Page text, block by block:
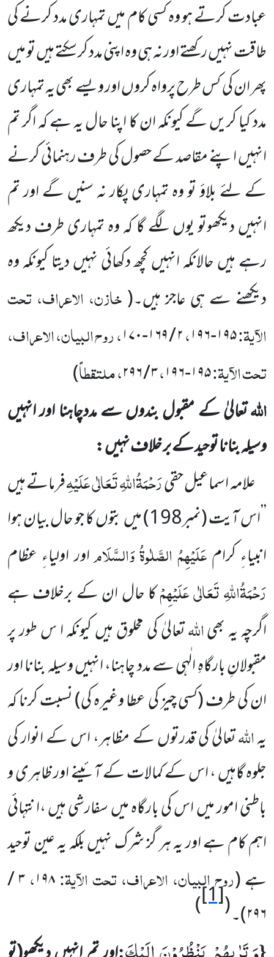
عبادت کرتے ہو وہ کسی کام میں تمہاری مدد کرنے کی
طاقت نہیں رکھتے اور نہ ہی وہ اپنی مدد کر سکتے ہیں تو میں
پھر ان کی کس طرح پرواہ کروں اور ویسے بھی یہ تمہاری
مدد کیا کریں گے کیونکہ ان کا اپنا حال یہ ہے کہ اگر تم
انہیں اپنے مقاصدکے حصول کی طرف رہنمائی کرنے
کے لئے بلاؤ تو وہ تمہاری پکار نہ سنیں گے اور تم
انہیں دیکھوتو یوں لگے گا کہ وہ تمہاری طرف دیکھ
رہے ہیں حالانکہ انہیں کچھ دکھائی نہیں دیتا کیونکہ وہ
دیکھنے سے ہی عاجز ہیں۔(خازن، الاعراف، تحت
الآیۃ:۱۹۵-۱۹۶،۲/۱۶۹-۱۷۰، روح البیان، الاعراف،
تحت الآیۃ:۱۹۵-۱۹۶،۳/۲۹۶، ملتقطاً)
اللہتعالیٰ کے مقبول بندوں سے مددچاہنا اور انہیں
وسیلہ بنانا توحید کے بر خلاف نہیں :
علامہ اسماعیل حقیرَحْمَۃُاللہِ تَعَالٰی عَلَیْہِفرماتے ہیں
’’اس آیت(نمبر198
)میں بتوں کا جو حال بیان ہوا
انبیاءِ کرامعَلَیْہِمُ الصَّلٰوۃُ وَالسَّلَاماور اولیاءِ عظام
رَحْمَۃُاللہِ تَعَالٰی عَلَیْہِمْکا حال ان کے برخلاف ہے
اگرچہ یہ بھیاللہتعالیٰ کی مخلوق ہیں کیونکہ ا س طور پر
مقبولانِ بارگاہِ الٰہی سے مدد چاہنا، انہیں وسیلہ بنانا اور
ان کی طرف(کسی چیز کی عطا وغیرہ کی)نسبت کرنا کہ
یہاللہتعالیٰ کی قدرتوں کے مظاہر، اس کے انوار کی
جلوہ گاہیں ، اس کے کمالات کے آئینے اور ظاہری و
باطنی امور میں اس کی بارگاہ میں سفارشی ہیں ،انتہائی
اہم کام ہے اور یہ ہر گز شرک نہیں بلکہ یہ عین توحید
ہے(روح البیان، الاعراف، تحت الآیۃ:۱۹۸،۳/
۲۹۶)۔(
[1]
)